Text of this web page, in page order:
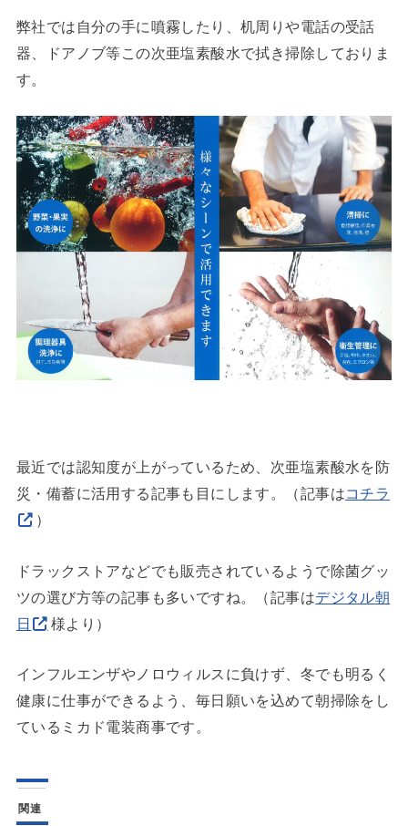
弊社では自分の手に噴霧したり、机周りや電話の受話
器、ドアノブ等この次亜塩素酸水で拭き掃除しておりま
す。
最近では認知度が上がっているため、次亜塩素酸水を防
災・備蓄に活用する記事も目にします。（記事はコチラ
）
ドラックストアなどでも販売されているようで除菌グッ
ツの選び方等の記事も多いですね。（記事はデジタル朝
日
様より）
インフルエンザやノロウィルスに負けず、冬でも明るく
健康に仕事ができるよう、毎日願いを込めて朝掃除をし
ているミカド電装商事です。
関連